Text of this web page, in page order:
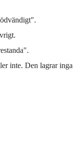
inte. Den lagrar inga